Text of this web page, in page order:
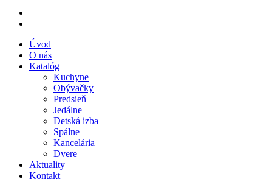
Úvod
O nás
Katalóg
Kuchyne
Obývačky
Predsieň
Jedálne
Detská izba
Spálne
Kancelária
Dvere
Aktuality
Kontakt